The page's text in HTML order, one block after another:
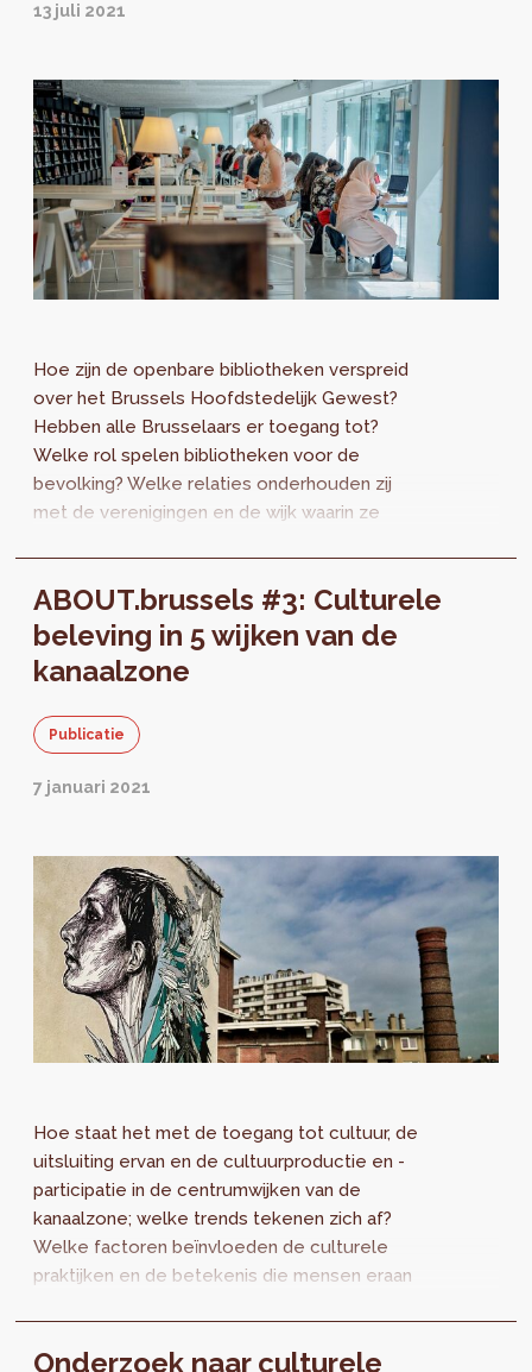
13 juli 2021
Hoe zijn de openbare bibliotheken verspreid
over het Brussels Hoofdstedelijk Gewest?
Hebben alle Brusselaars er toegang tot?
Welke rol spelen bibliotheken voor de
bevolking? Welke relaties onderhouden zij
met de verenigingen en de wijk waarin ze
hoofdstad onder de loep neemt.
ABOUT.brussels #3: Culturele
beleving in 5 wijken van de
kanaalzone
Publicatie
7 januari 2021
Hoe staat het met de toegang tot cultuur, de
uitsluiting ervan en de cultuurproductie en -
participatie in de centrumwijken van de
kanaalzone; welke trends tekenen zich af?
Welke factoren beïnvloeden de culturele
praktijken en de betekenis die mensen eraan
de manier waarop toekomstige
Onderzoek naar culturele